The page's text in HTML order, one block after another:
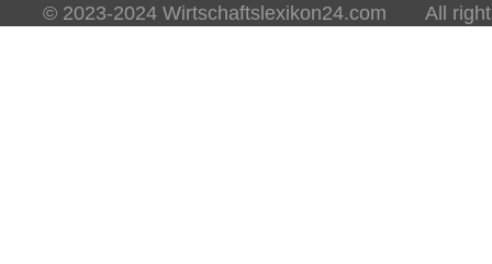
© 2023-2024 Wirtschaftslexikon24.com All